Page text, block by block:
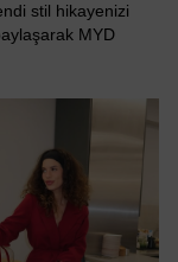
stil hikayenizi
MYD